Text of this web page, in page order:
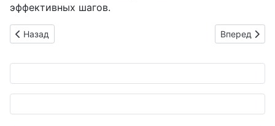
эффективных шагов.
Предыдущий: Как правильно снимать пластиковые клипсы
Назад Следующий:
Вперед